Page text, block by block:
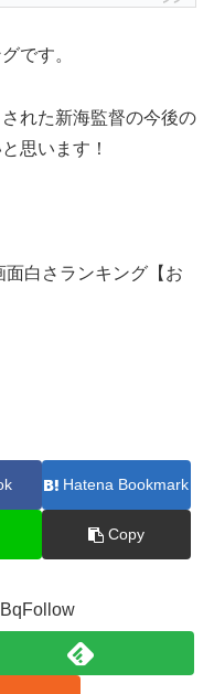
です。
れた新海監督の今後の
思います！
面白さランキング【お
Hatena Bookmark
Copy